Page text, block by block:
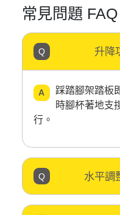
常見問題 FAQ
升降
踩踏腳架踏板
時腳杯著地支
行。
水平調